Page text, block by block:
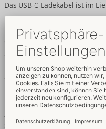
Das USB-C-Ladekabel ist im
17,1 x 4 x 3,6 cm.
Gewicht 292 g.
Silikon, ABS.
Daten &
Eigenschaften
Aufladbar
Stoßen